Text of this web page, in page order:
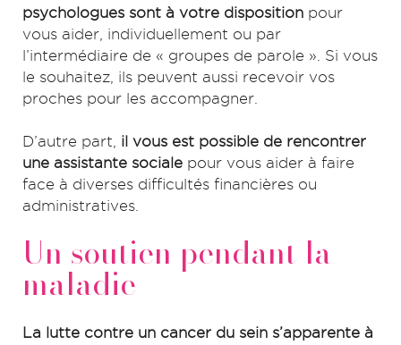
psychologues sont à votre disposition pour
vous aider, individuellement ou par
l’intermédiaire de « groupes de parole ». Si vous
le souhaitez, ils peuvent aussi recevoir vos
proches pour les accompagner.
D’autre part, il vous est possible de rencontrer
une assistante sociale pour vous aider à faire
face à diverses difficultés financières ou
administratives.
Un soutien pendant la
maladie
La lutte contre un cancer du sein s’apparente à